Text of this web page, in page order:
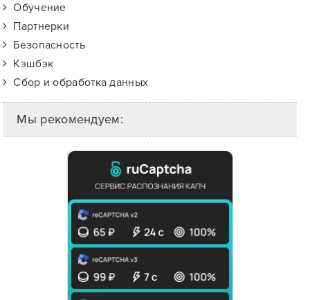
Обучение
Партнерки
Безопасность
Кэшбэк
Сбор и обработка данных
Мы рекомендуем: